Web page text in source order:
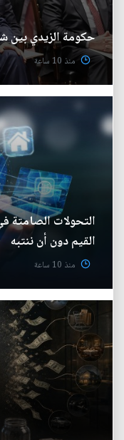
حكومة الزيدي بين
منذ 10 ساعة
التحولات الصامتة
القيم دون أن ننتبه
منذ 10 ساعة